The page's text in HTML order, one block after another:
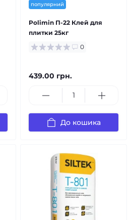
популярний
Polimin П-22 Клей для
плитки 25кг
0
439.00 грн.
До кошика